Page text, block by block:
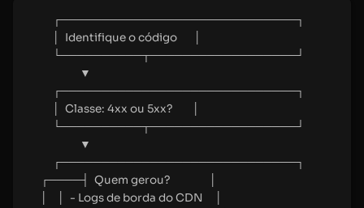
┌─────────────────────────────┐
│  Identifique o código       │
└──────────┬──────────────────┘
▼
┌─────────────────────────────┐
│  Classe: 4xx ou 5xx?        │
└──────────┬──────────────────┘
▼
┌─────────────────────────────┐
┌────┤  Quem gerou?                │
│    │  - Logs de borda do CDN     │